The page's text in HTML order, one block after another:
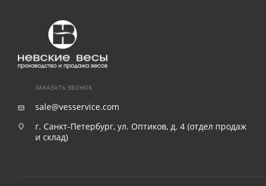
ЗАКАЗАТЬ ЗВОНОК
sale@vesservice.com
г. Санкт-Петербург, ул. Оптиков, д. 4 (отдел продаж
и склад)